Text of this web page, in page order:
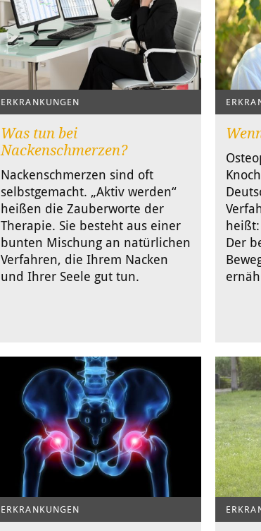
ERKRANKUNGEN
Was tun bei
Nackenschmerzen?
Nackenschmerzen sind oft
selbstgemacht. „Aktiv werden“
heißen die Zauberworte der
Therapie. Sie besteht aus einer
bunten Mischung an natürlichen
Verfahren, die Ihrem Nacken
und Ihrer Seele gut tun.
Der
ERKRANKUNGEN